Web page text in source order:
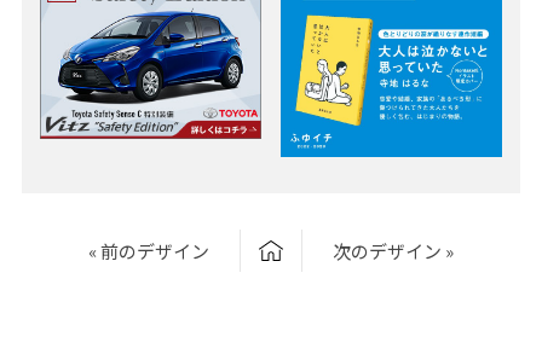
« 前のデザイン 次のデザイン »